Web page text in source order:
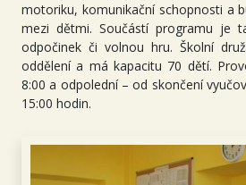
motoriku, komunikační schopnosti a
mezi dětmi. Součástí programu je
odpočinek či volnou hru. Školní
oddělení a má kapacitu 70 dětí.
8:00 a odpolední – od skončení
15:00 hodin.